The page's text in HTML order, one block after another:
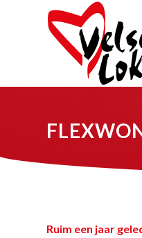
Ruim een jaar